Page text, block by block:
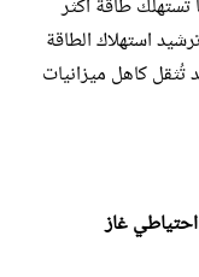
تستهلك طاقة أكثر
استهلاك الطاقة
تُثقل كاهل ميزانيات
غاز